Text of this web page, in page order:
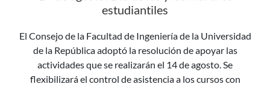
estudiantiles
El Consejo de la Facultad de Ingeniería de la Universidad
de la República adoptó la resolución de apoyar las
actividades que se realizarán el 14 de agosto. Se
flexibilizará el control de asistencia a los cursos con